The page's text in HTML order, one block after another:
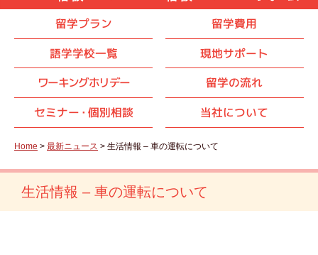
留学プラン
留学費用
語学学校一覧
現地サポート
ワーキングホリデー
留学の流れ
セミナー・ 個別相談 当社について
Home > 最新ニュース > 生活情報 – 車の運転について
生活情報 – 車の運転について